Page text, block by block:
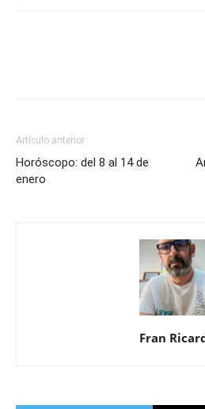
Artículo anterior
Horóscopo: del 8 al 14 de
enero
Fran